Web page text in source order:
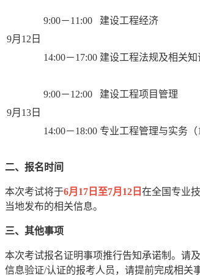
9月12日
9:00－11:00 建设工程经济
14:00－17:00 建设工程法规及相关知
9月13日
9:00－12:00 建设工程项目管理
14:00－18:00 专业工程管理与实务（
二、报名时间
本次考试将于6月17日至7月12日 在全国专业
当地发布的相关信息。
三、其他事项
本次考试报名证明事项推行告知承诺制。请
信息验证/认证的报考人员，请提前完成相关